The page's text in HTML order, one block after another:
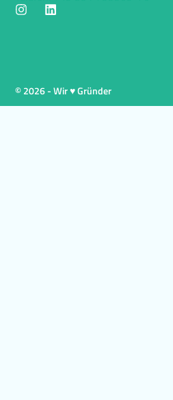
© 2026 - Wir ♥ Gründer